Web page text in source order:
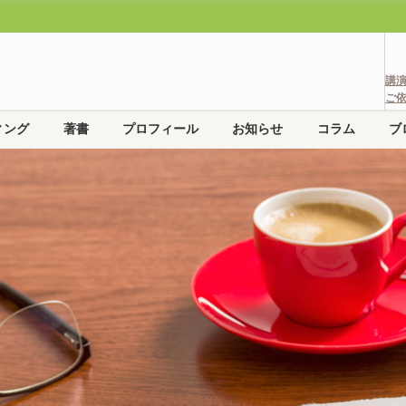
講
ご
ング 著書 プロフィール お知らせ コラム ブ